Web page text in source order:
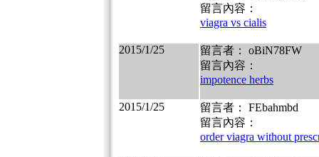
留言內容：
viagra vs cialis
2015/1/25
留言者： oBiN78FW
留言內容：
impotence herbs
2015/1/25
留言者： FEbahmbd
留言內容：
order viagra without